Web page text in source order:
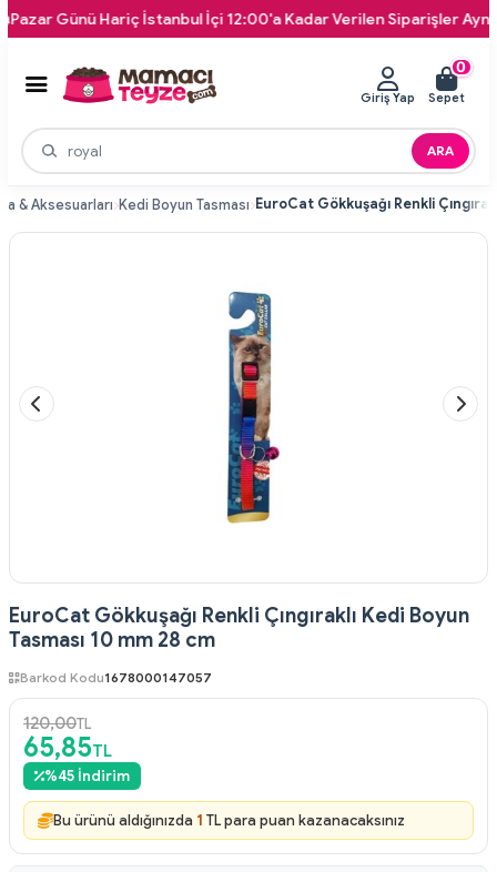
Günü Hariç İstanbul İçi 12:00'a Kadar Verilen Siparişler Aynı Gün
ARA
Giriş Yap
0
Sepet
& Aksesuarları Kedi Boyun Tasması
EuroCat Gökkuşağı Renkli Çıngıraklı Kedi Boyun
Tasması 10 mm 28 cm
Barkod Kodu1678000147057
120,00TL
65,85TL
%45 İndirim
Bu ürünü aldığınızda 1 TL para puan kazanacaksınız